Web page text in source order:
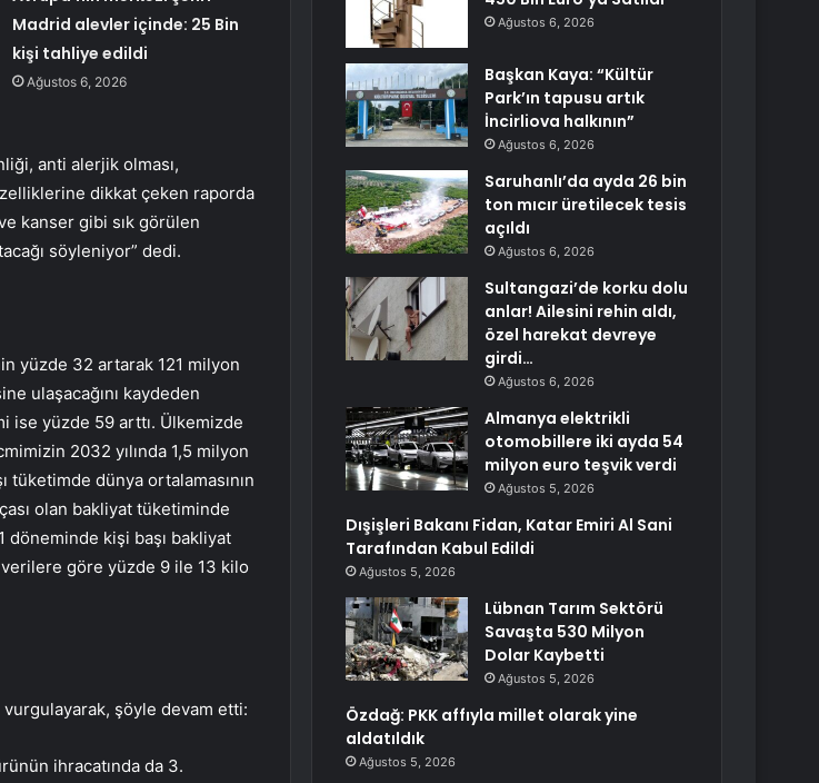
Madrid alevler içinde: 25 Bin
kişi tahliye edildi
Ağustos 6, 2026
anti alerjik olması,
dikkat çeken raporda
kanser gibi sık görülen
söyleniyor” dedi.
yüzde 32 artarak 121 milyon
ulaşacağını kaydeden
ise yüzde 59 arttı. Ülkemizde
2032 yılında 1,5 milyon
tüketimde dünya ortalamasının
olan bakliyat tüketiminde
kişi başı bakliyat
verilere göre yüzde 9 ile 13 kilo
vurgulayarak, şöyle devam etti:
ihracatında da 3.
Ağustos 6, 2026
Başkan Kaya: “Kültür
Park’ın tapusu artık
İncirliova halkının”
Ağustos 6, 2026
Saruhanlı’da ayda 26 bin
ton mıcır üretilecek tesis
açıldı
Ağustos 6, 2026
Sultangazi’de korku dolu
anlar! Ailesini rehin aldı,
özel harekat devreye
girdi…
Ağustos 6, 2026
Almanya elektrikli
otomobillere iki ayda 54
milyon euro teşvik verdi
Ağustos 5, 2026
Dışişleri Bakanı Fidan, Katar Emiri Al Sani
Tarafından Kabul Edildi
Ağustos 5, 2026
Lübnan Tarım Sektörü
Savaşta 530 Milyon
Dolar Kaybetti
Ağustos 5, 2026
Özdağ: PKK affıyla millet olarak yine
aldatıldık
Ağustos 5, 2026